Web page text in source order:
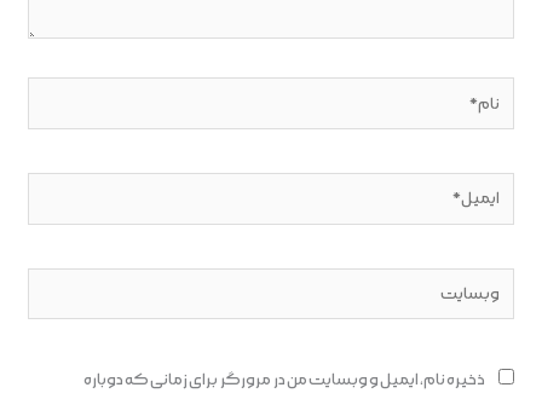
نام*
ایمیل*
وبسایت
ذخیره نام، ایمیل و وبسایت من در مرورگر برای زمانی که دوباره